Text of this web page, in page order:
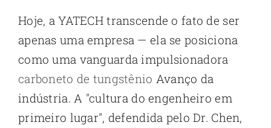
Hoje, a YATECH transcende o fato de ser
apenas uma empresa — ela se posiciona
como uma vanguarda impulsionadora
carboneto de tungstênio Avanço da
indústria. A "cultura do engenheiro em
primeiro lugar", defendida pelo Dr. Chen,